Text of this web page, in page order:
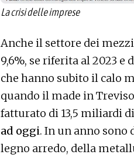
La crisi delle imprese
Anche il settore dei
9,6%, se riferita al 2023
che hanno subito il calo
quando il made in
fatturato di 13,5 miliardi
ad oggi. In un anno
legno arredo, della